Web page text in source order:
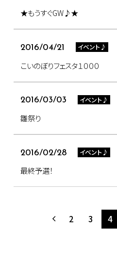
★もうすぐGW♪★
2016/04/21 イベント♪
こいのぼりフェスタ１０００
2016/03/03 イベント♪
雛祭り
2016/02/28 イベント♪
最終予選！
2 3 4